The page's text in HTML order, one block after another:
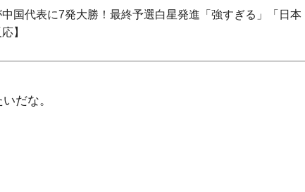
国代表に7発大勝！最終予選白星発進「強すぎる」「日本
】
だな。